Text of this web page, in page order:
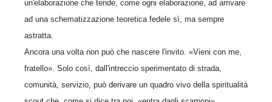
un'elaborazione che tende, come ogni elaborazione, ad arrivare
ad una schematizzazione teoretica fedele sì, ma sempre
astratta.
Ancora una volta non può che nascere l'invito. «Vieni con me,
fratello». Solo così, dall'intreccio sperimentato di strada,
comunità, servizio, può derivare un quadro vivo della spiritualità